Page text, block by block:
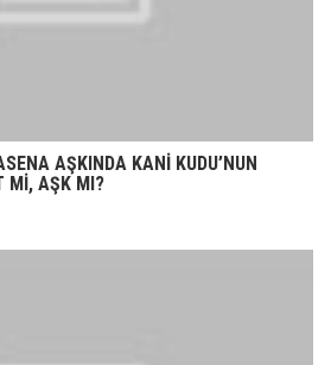
AŞKINDA KANİ KUDU’NUN
Mİ, AŞK MI?